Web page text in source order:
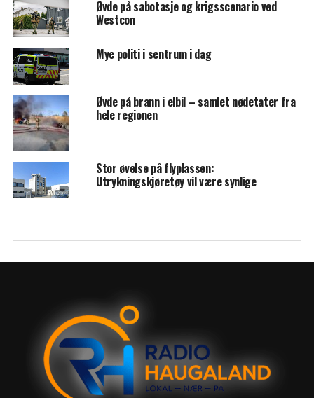
Øvde på sabotasje og krigsscenario ved
Westcon
Mye politi i sentrum i dag
Øvde på brann i elbil – samlet nødetater fra
hele regionen
Stor øvelse på flyplassen:
Utrykningskjøretøy vil være synlige